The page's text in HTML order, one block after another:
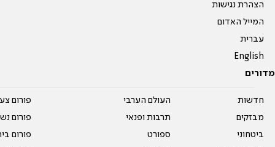
הצהרת נגישות
המייל האדום
עברית
English
מדורים
חדשות
מבזקים
ביטחוני
העולם הערבי
תרבות ופנאי
ספורט
פורום
פורום
פורום